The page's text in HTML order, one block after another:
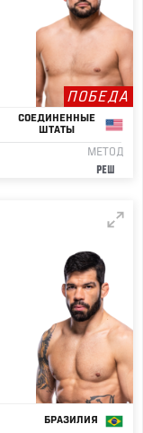
ПОБЕДА
СОЕДИНЕННЫЕ
ШТАТЫ
МЕТОД
РЕШ
БРАЗИЛИЯ